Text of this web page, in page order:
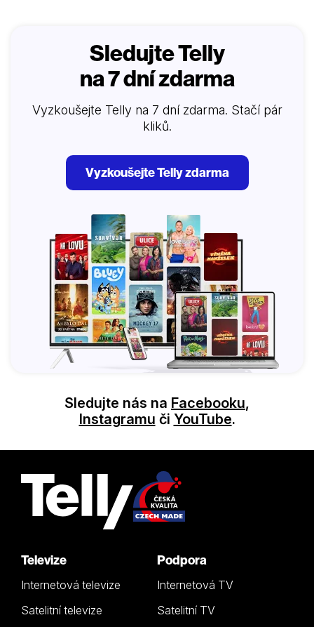
Sledujte Telly
na 7 dní zdarma
Vyzkoušejte Telly na 7 dní zdarma. Stačí pár
kliků.
Vyzkoušejte Telly zdarma
Sledujte nás na Facebooku,
Instagramu či YouTube.
Televize
Internetová televize
Satelitní televize
Podpora
Internetová TV
Satelitní TV